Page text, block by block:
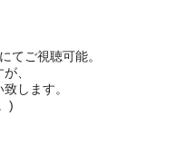
てご視聴可能。
、
します。
)